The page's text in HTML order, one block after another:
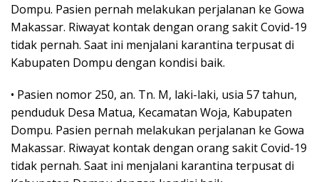
Dompu. Pasien pernah melakukan perjalanan ke Gowa
Makassar. Riwayat kontak dengan orang sakit Covid-19
tidak pernah. Saat ini menjalani karantina terpusat di
Kabupaten Dompu dengan kondisi baik.
• Pasien nomor 250, an. Tn. M, laki-laki, usia 57 tahun,
penduduk Desa Matua, Kecamatan Woja, Kabupaten
Dompu. Pasien pernah melakukan perjalanan ke Gowa
Makassar. Riwayat kontak dengan orang sakit Covid-19
tidak pernah. Saat ini menjalani karantina terpusat di